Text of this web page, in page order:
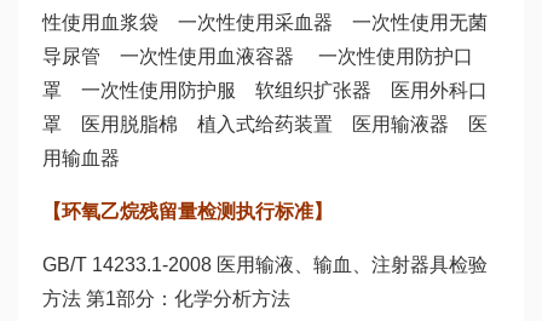
性使用血浆袋 一次性使用采血器 一次性使用无菌
导尿管 一次性使用血液容器 一次性使用防护口
罩 一次性使用防护服 软组织扩张器 医用外科口
罩 医用脱脂棉 植入式给药装置 医用输液器 医
用输血器
【环氧乙烷残留量检测执行标准】
GB/T 14233.1-2008 医用输液、输血、注射器具检验
方法 第1部分：化学分析方法